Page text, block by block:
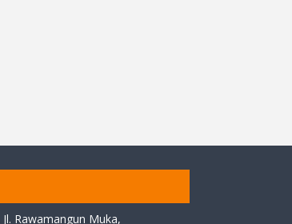
Jl. Rawamangun Muka,